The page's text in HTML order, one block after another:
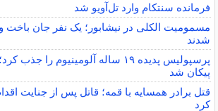
فرمانده سنتکام وارد تل‌آویو شد
شدند
پرسپولیس پدیده ۱۹ ساله آلومینیوم را
پیکان شد
قتل برادر همسایه با قمه؛ قاتل پس از جنایت
کرد